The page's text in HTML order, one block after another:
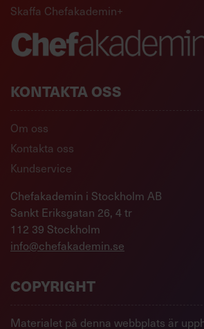
Skaffa Chefakademin+
KONTAKTA OSS
Om oss
Kontakta oss
Kundservice
Chefakademin i Stockholm AB
Sankt Eriksgatan 26, 4 tr
112 39 Stockholm
info@chefakademin.se
COPYRIGHT
Materialet på denna webbplats är